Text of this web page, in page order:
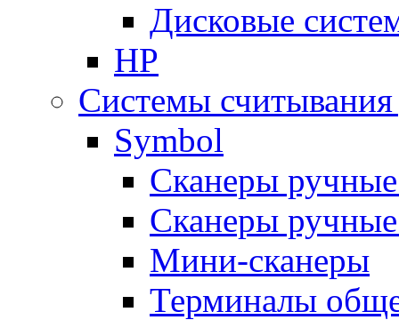
Дисковые
HP
Системы
Symbol
Сканеры
Сканеры
Мини-сканеры
Терминалы